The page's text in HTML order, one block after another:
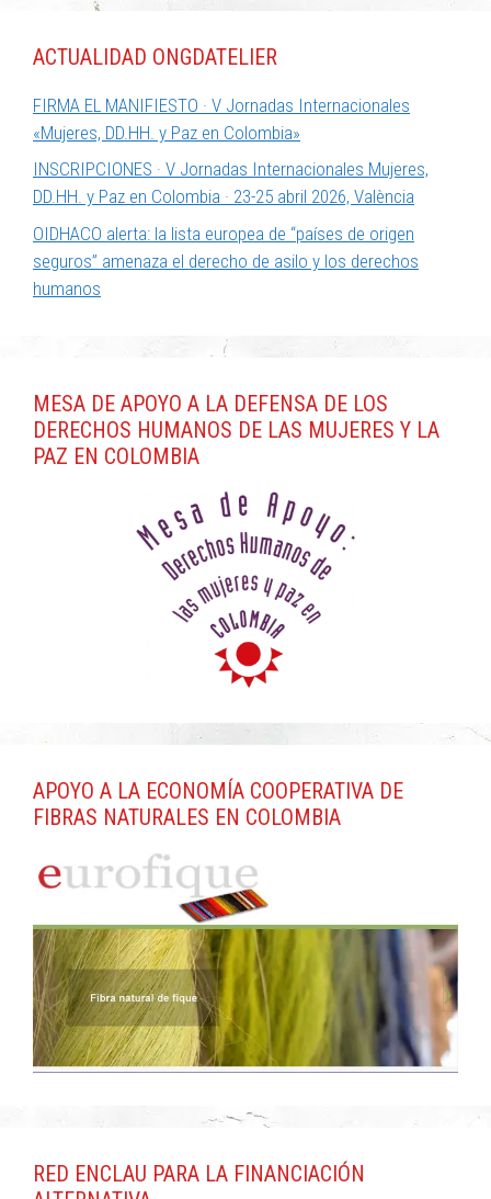
ACTUALIDAD ONGDATELIER
FIRMA EL MANIFIESTO · V Jornadas Internacionales
«Mujeres, DD.HH. y Paz en Colombia»
INSCRIPCIONES · V Jornadas Internacionales Mujeres,
DD.HH. y Paz en Colombia · 23-25 abril 2026, València
OIDHACO alerta: la lista europea de “países de origen
seguros” amenaza el derecho de asilo y los derechos
humanos
MESA DE APOYO A LA DEFENSA DE LOS
DERECHOS HUMANOS DE LAS MUJERES Y LA
PAZ EN COLOMBIA
APOYO A LA ECONOMÍA COOPERATIVA DE
FIBRAS NATURALES EN COLOMBIA
RED ENCLAU PARA LA FINANCIACIÓN